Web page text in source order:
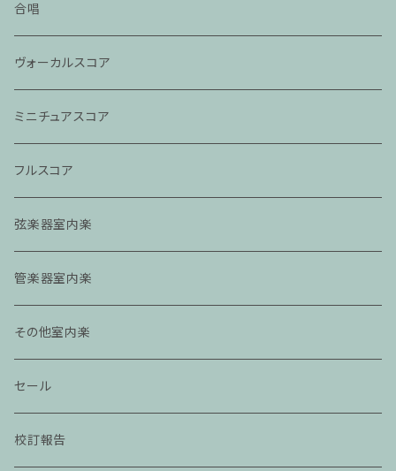
合唱
ヴォーカルスコア
ミニチュアスコア
フルスコア
弦楽器室内楽
管楽器室内楽
その他室内楽
セール
校訂報告